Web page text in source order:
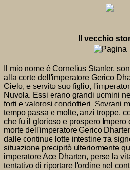
Il vecchio
Il mio nome è Cornelius Stanler,
alla corte dell'imperatore Gerico
Cielo, e servito suo figlio,
Nuvola. Essi erano grandi uomini
forti e valorosi condottieri. Sovrani
tempo passa e molte, anzi troppe,
che fu il glorioso e prospero Impero
morte dell'imperatore Gerico
dalle continue lotte intestine tra
situazione precipitò ulteriormente
imperatore Ace Dharten, perse la
tentativo di riportare l'ordine nel